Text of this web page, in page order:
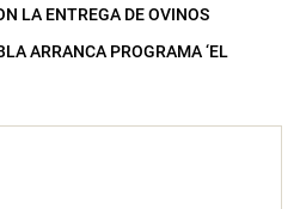
LA ENTREGA DE OVINOS
ARRANCA PROGRAMA ‘EL